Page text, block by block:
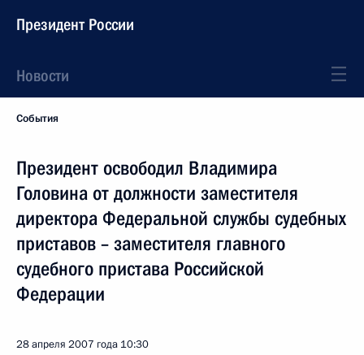
Президент России
Новости
События
Президент освободил Владимира
Головина от должности заместителя
директора Федеральной службы судебных
приставов – заместителя главного
судебного пристава Российской
Федерации
28 апреля 2007 года 10:30